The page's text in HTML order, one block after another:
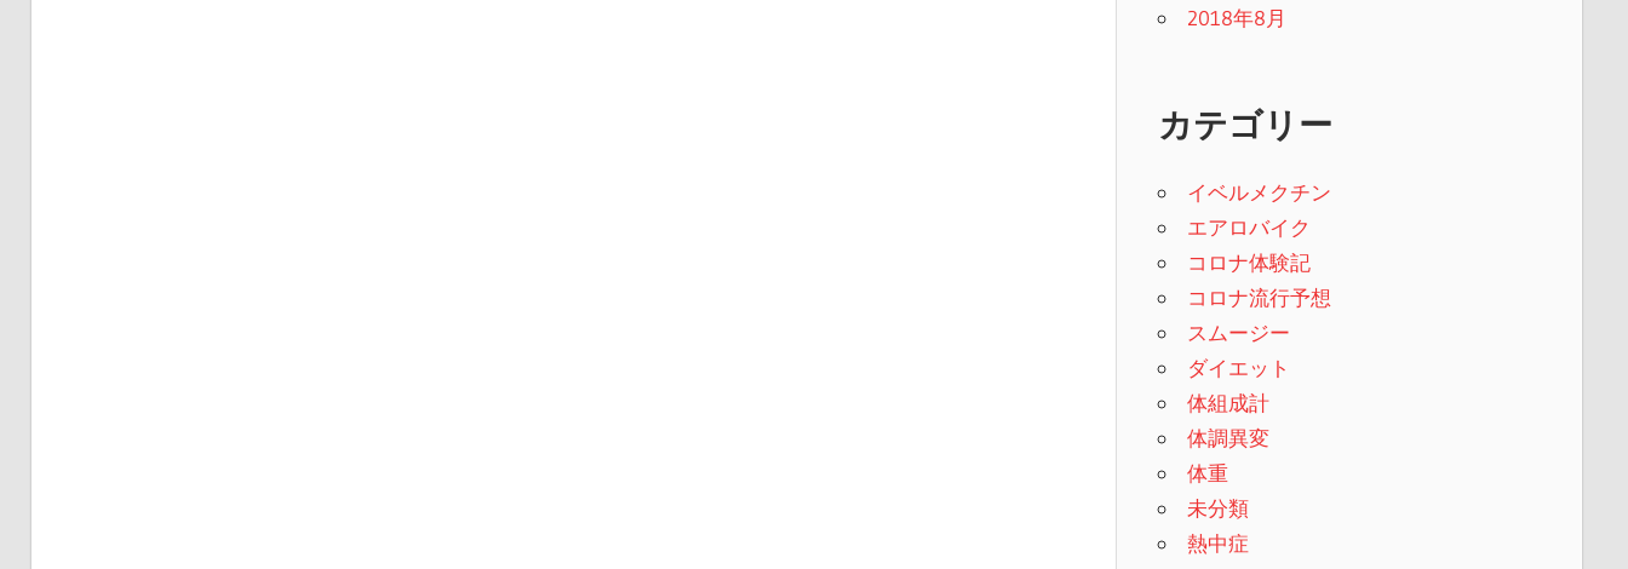
2018年8月
カテゴリー
イベルメクチン
エアロバイク
コロナ体験記
コロナ流行予想
スムージー
ダイエット
体組成計
体調異変
体重
未分類
熱中症